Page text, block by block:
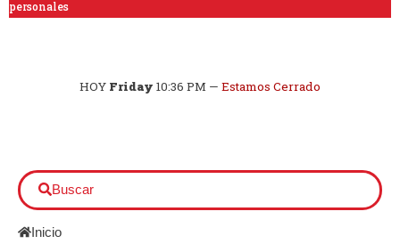
personales
HOY Friday 10:36 PM — Estamos Cerrado
Buscar
Inicio